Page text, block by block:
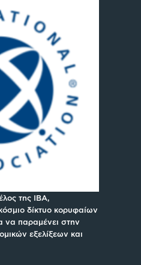
της IBA,
δίκτυο κορυφαίων
να παραμένει στην
εξελίξεων και